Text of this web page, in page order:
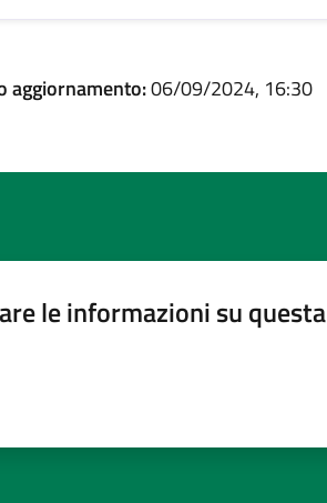
aggiornamento:06/09/2024, 16:30
le informazioni su questa